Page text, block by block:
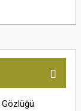
Gözlüğü